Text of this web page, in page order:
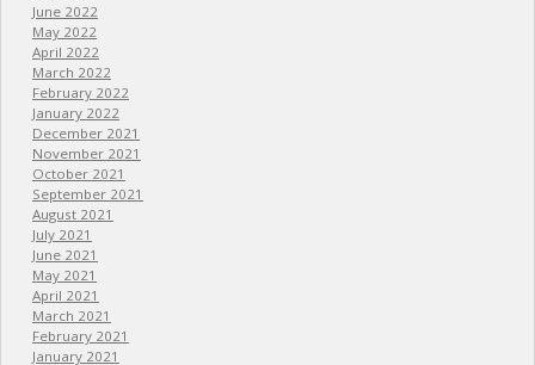
June 2022
May 2022
April 2022
March 2022
February 2022
January 2022
December 2021
November 2021
October 2021
September 2021
August 2021
July 2021
June 2021
May 2021
April 2021
March 2021
February 2021
January 2021